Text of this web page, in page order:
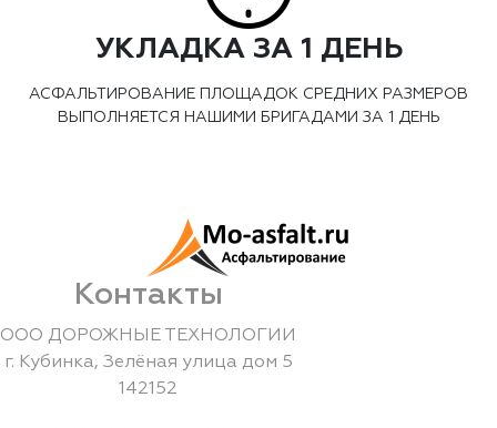
УКЛАДКА ЗА 1 ДЕНЬ
АСФАЛЬТИРОВАНИЕ ПЛОЩАДОК СРЕДНИХ РАЗМЕРОВ
ВЫПОЛНЯЕТСЯ НАШИМИ БРИГАДАМИ ЗА 1 ДЕНЬ
Контакты
ООО ДОРОЖНЫЕ ТЕХНОЛОГИИ
г. Кубинка, Зелёная улица дом 5
142152